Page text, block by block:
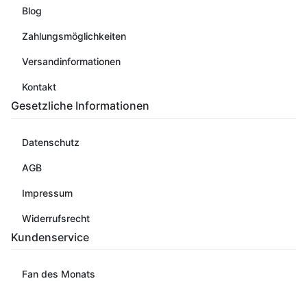
Blog
Zahlungsmöglichkeiten
Versandinformationen
Kontakt
Gesetzliche Informationen
Datenschutz
AGB
Impressum
Widerrufsrecht
Kundenservice
Fan des Monats